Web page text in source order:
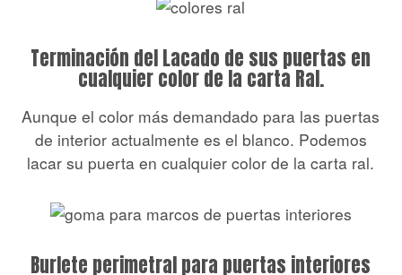
Terminación del Lacado de sus puertas en
cualquier color de la carta Ral.
Aunque el color más demandado para las puertas
de interior actualmente es el blanco. Podemos
lacar su puerta en cualquier color de la carta ral.
Burlete perimetral para puertas interiores